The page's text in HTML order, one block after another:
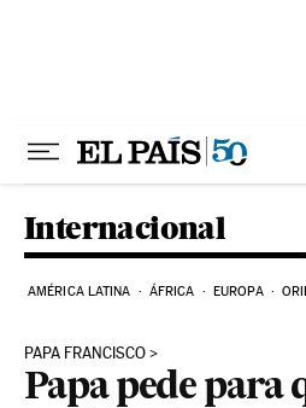
Internacional
AMÉRICA LATINA ÁFRICA EUROPA
PAPA FRANCISCO
Papa pede para